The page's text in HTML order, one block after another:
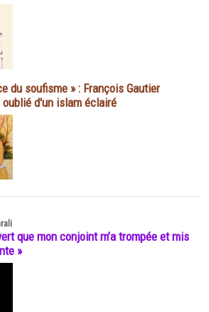
du soufisme » : François Gautier
d'un islam éclairé
que mon conjoint m’a trompée et mis
»